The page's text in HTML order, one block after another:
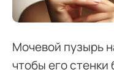
Мочевой пузырь
чтобы его